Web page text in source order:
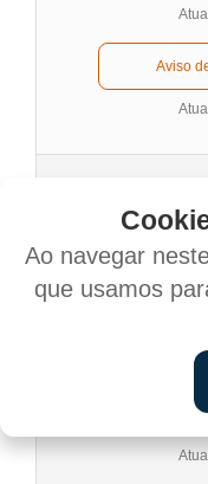
Aviso
Aquisição de
reposição,
Ao navegar
que usamos